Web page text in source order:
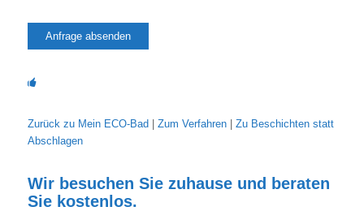
Zurück zu Mein ECO-Bad Zum Verfahren| Zu Beschichten statt
Abschlagen
Wir besuchen Sie zuhause und beraten
Sie kostenlos.